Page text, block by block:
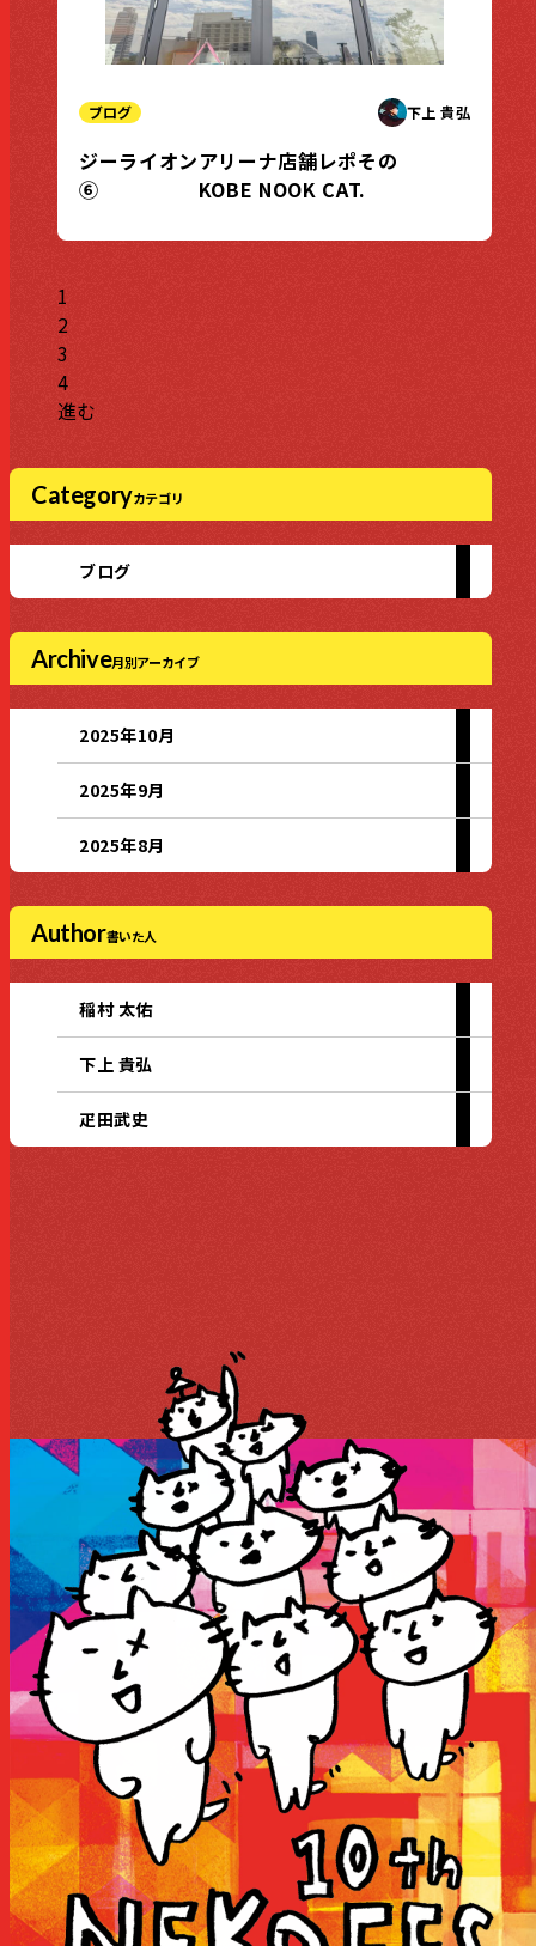
ブログ 下上 貴弘
ジーライオンアリーナ店舗レポその
⑥ KOBE NOOK CAT.
1
2
3
4
進む
Categoryカテゴリ
ブログ
Archive月別アーカイブ
2025年10月
2025年9月
2025年8月
Author書いた人
稲村 太佑
下上 貴弘
疋田武史